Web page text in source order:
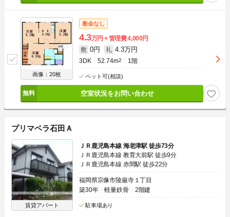
画像：20枚
敷金なし
4.3万円 管理費4,000円
敷 0円 礼 4.3万円
3DK 52.74m2 1階
ペット可(相談)
空室状況をお問い合わせ
プリマベラ石田Ａ
賃貸アパート
ＪＲ鹿児島本線 海老津駅 徒歩73分
ＪＲ鹿児島本線 教育大前駅 徒歩9分
ＪＲ鹿児島本線 赤間駅 徒歩22分
福岡県宗像市陵厳寺１丁目
築30年
軽量鉄骨 2階建
駐車場あり